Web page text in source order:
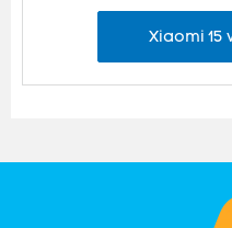
Xiaomi 15